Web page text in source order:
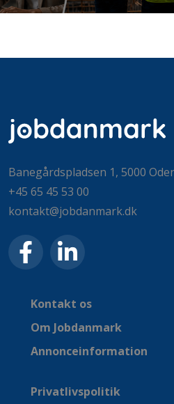
Banegårdspladsen 1, 5000
+45 65 45 53 00
kontakt@jobdanmark.dk
Kontakt os
Om Jobdanmark
Annonceinformation
Privatlivspolitik